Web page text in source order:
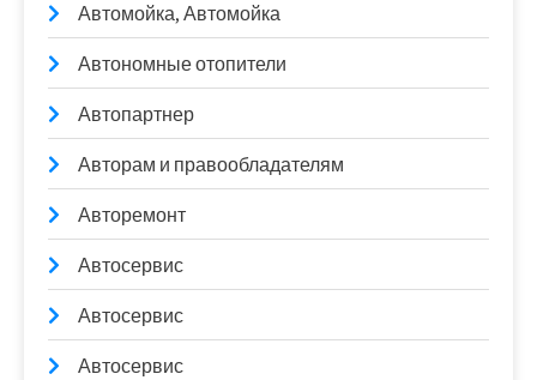
Автомойка, Автомойка
Автономные отопители
Автопартнер
Авторам и правообладателям
Авторемонт
Автосервис
Автосервис
Автосервис